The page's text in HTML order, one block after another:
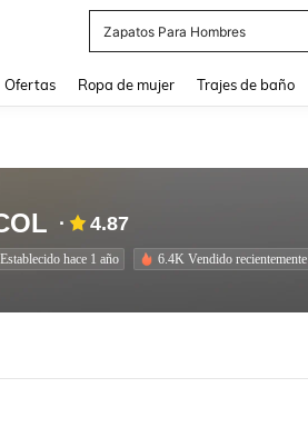
Zapatos Blancos
Ofertas Ropa de mujer Trajes de baño
4.87
Establecido hace 1 año 6.4K Vendido recientemente